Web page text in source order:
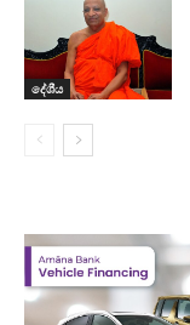
දේශීය